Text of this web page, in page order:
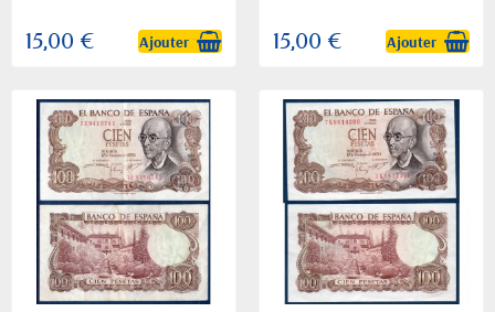
15,00 € Ajouter 15,00 € Ajouter